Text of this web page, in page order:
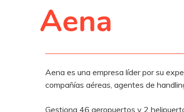
Aena
Aena es una empresa líder por su
compañías aéreas, agentes de
Gestiona 46 aeropuertos y 2